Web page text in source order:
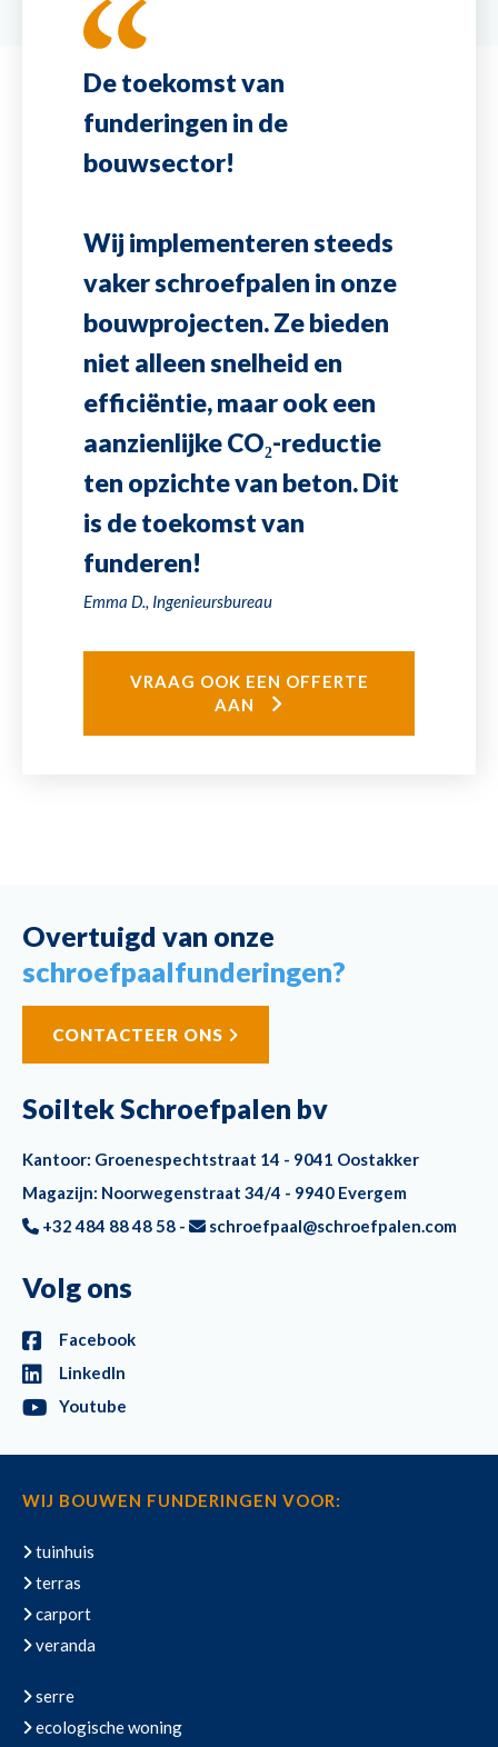
De toekomst van
funderingen in de
bouwsector!
Wij implementeren steeds
vaker schroefpalen in onze
bouwprojecten. Ze bieden
niet alleen snelheid en
efficiëntie, maar ook een
aanzienlijke CO₂-reductie
ten opzichte van beton. Dit
is de toekomst van
funderen!
Emma D., Ingenieursbureau
VRAAG OOK EEN OFFERTE
AAN
Overtuigd van onze
schroefpaalfunderingen?
CONTACTEER ONS
Soiltek Schroefpalen bv
Kantoor: Groenespechtstraat 14 - 9041 Oostakker
Magazijn: Noorwegenstraat 34/4 - 9940 Evergem
+32 484 88 48 58 -
schroefpaal@schroefpalen.com
Volg ons
Facebook
LinkedIn
Youtube
WIJ BOUWEN FUNDERINGEN VOOR:
tuinhuis
terras
carport
veranda
serre
ecologische woning